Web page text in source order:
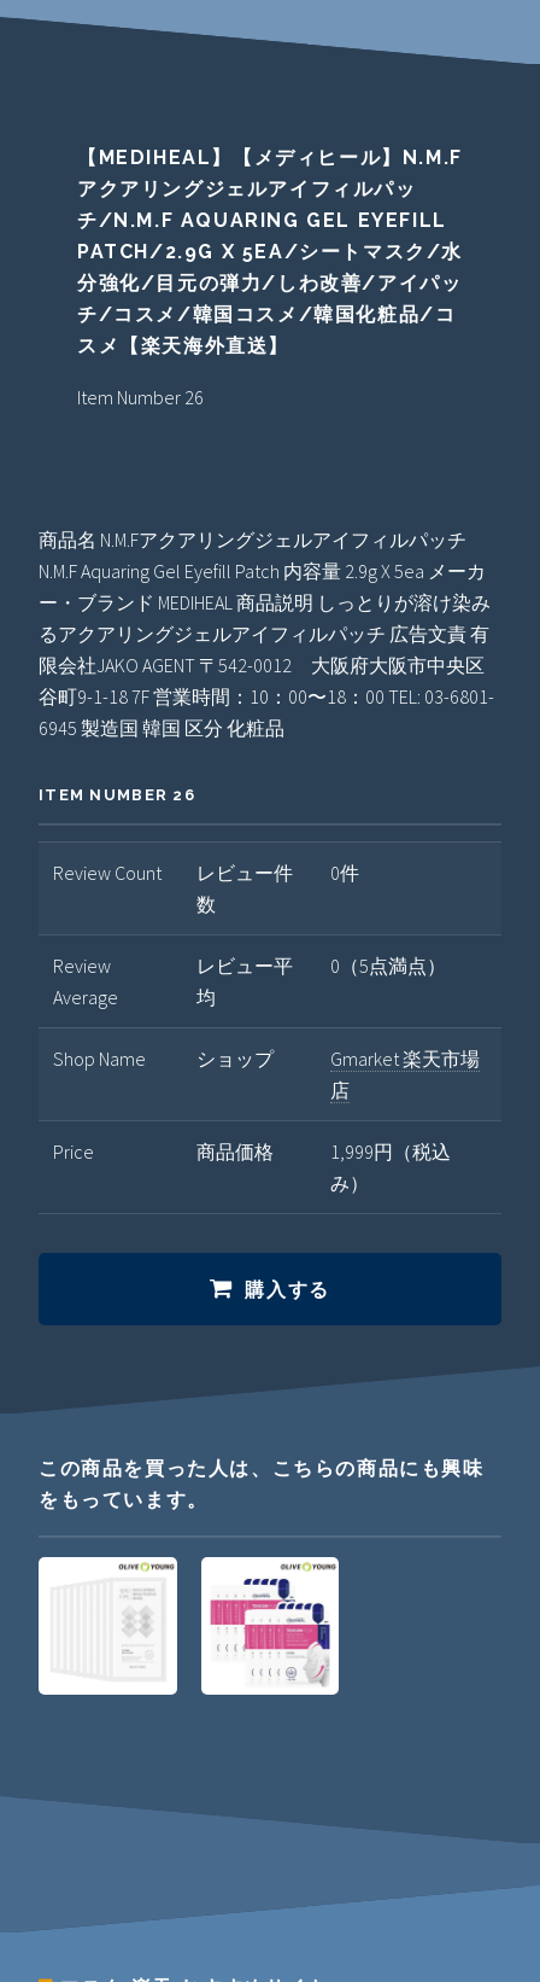
【MEDIHEAL】【メディヒール】N.M.F
アクアリングジェルアイフィルパッ
チ/N.M.F AQUARING GEL EYEFILL
PATCH/2.9G X 5EA/シートマスク/水
分強化/目元の弾力/しわ改善/アイパッ
チ/コスメ/韓国コスメ/韓国化粧品/コ
スメ【楽天海外直送】
Item Number 26
商品名 N.M.Fアクアリングジェルアイフィルパッチ
N.M.F Aquaring Gel Eyefill Patch 内容量 2.9g X 5ea メーカ
ー・ブランド MEDIHEAL 商品説明 しっとりが溶け染み
るアクアリングジェルアイフィルパッチ 広告文責 有
限会社JAKO AGENT 〒542-0012 大阪府大阪市中央区
谷町9-1-18 7F 営業時間：10：00〜18：00 TEL: 03-6801-
6945 製造国 韓国 区分 化粧品
ITEM NUMBER 26
Review Count
レビュー件
数
0件
Review
Average
レビュー平
均
0（5点満点）
Shop Name ショップ
Gmarket 楽天市場
店
Price 商品価格
1,999円（税込
み）
購入する
この商品を買った人は、こちらの商品にも興味
をもっています。